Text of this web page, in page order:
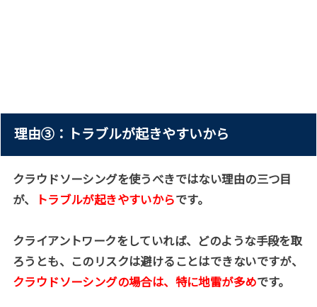
理由③：トラブルが起きやすいから
クラウドソーシングを使うべきではない理由の三つ目
が、
トラブルが起きやすいからです。
クライアントワークをしていれば、どのような手段を取
ろうとも、このリスクは避けることはできないですが、
クラウドソーシングの場合は、特に地雷が多めです。